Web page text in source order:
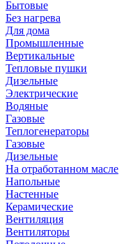
Бытовые
Без нагрева
Для дома
Промышленные
Вертикальные
Тепловые пушки
Дизельные
Электрические
Водяные
Газовые
Теплогенераторы
Газовые
Дизельные
На отработанном масле
Напольные
Настенные
Керамические
Вентиляция
Вентиляторы